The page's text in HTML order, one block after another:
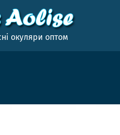
окуляри оптом